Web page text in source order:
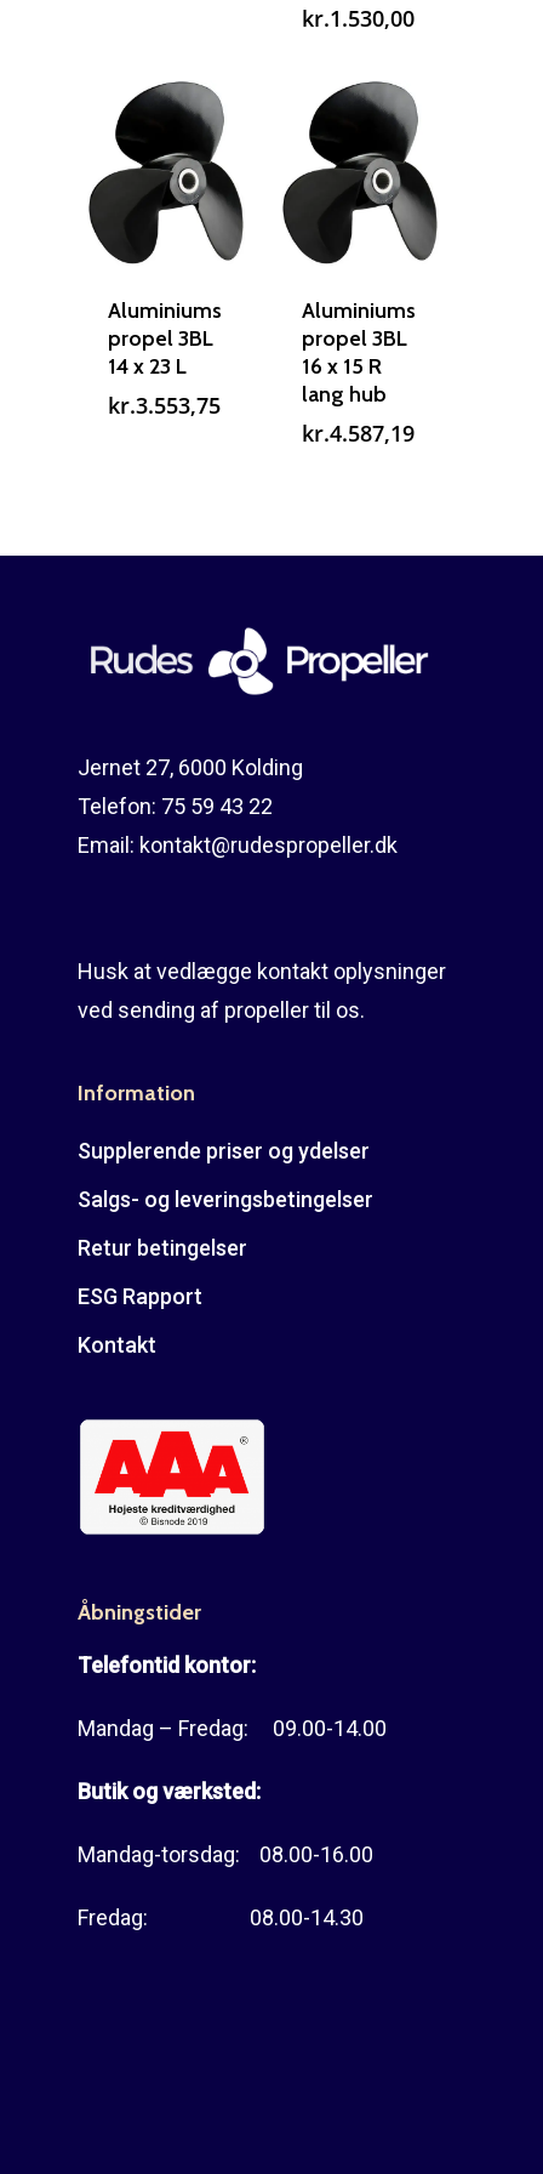
oprindelige
kr.2.189,00.
kr.1.530,00Den
er:
kr.1.530,00.
Aluminiums
propel 3BL
14 x 23 L
kr.3.553,75
Aluminiums
propel 3BL
16 x 15 R
lang hub
kr.4.587,19
Jernet 27, 6000 Kolding
Telefon: 75 59 43 22
Email: kontakt@rudespropeller.dk
Husk at vedlægge kontakt oplysninger
ved sending af propeller til os.
Information
Supplerende priser og ydelser
Salgs- og leveringsbetingelser
Retur betingelser
ESG Rapport
Kontakt
Åbningstider
Telefontid kontor:
Mandag – Fredag: 09.00-14.00
Butik og værksted:
Mandag-torsdag: 08.00-16.00
Fredag: 08.00-14.30